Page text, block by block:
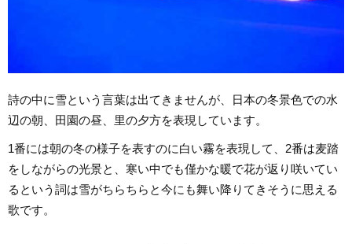
詩の中に雪という言葉は出てきませんが、日本の冬景色での水
辺の朝、田園の昼、里の夕方を表現しています。
1番には朝の冬の様子を表すのに白い霧を表現して、2番は麦踏
をしながらの光景と、寒い中でも僅かな暖で花が返り咲いてい
るという詞は雪がちらちらと今にも舞い降りてきそうに思える
歌です。